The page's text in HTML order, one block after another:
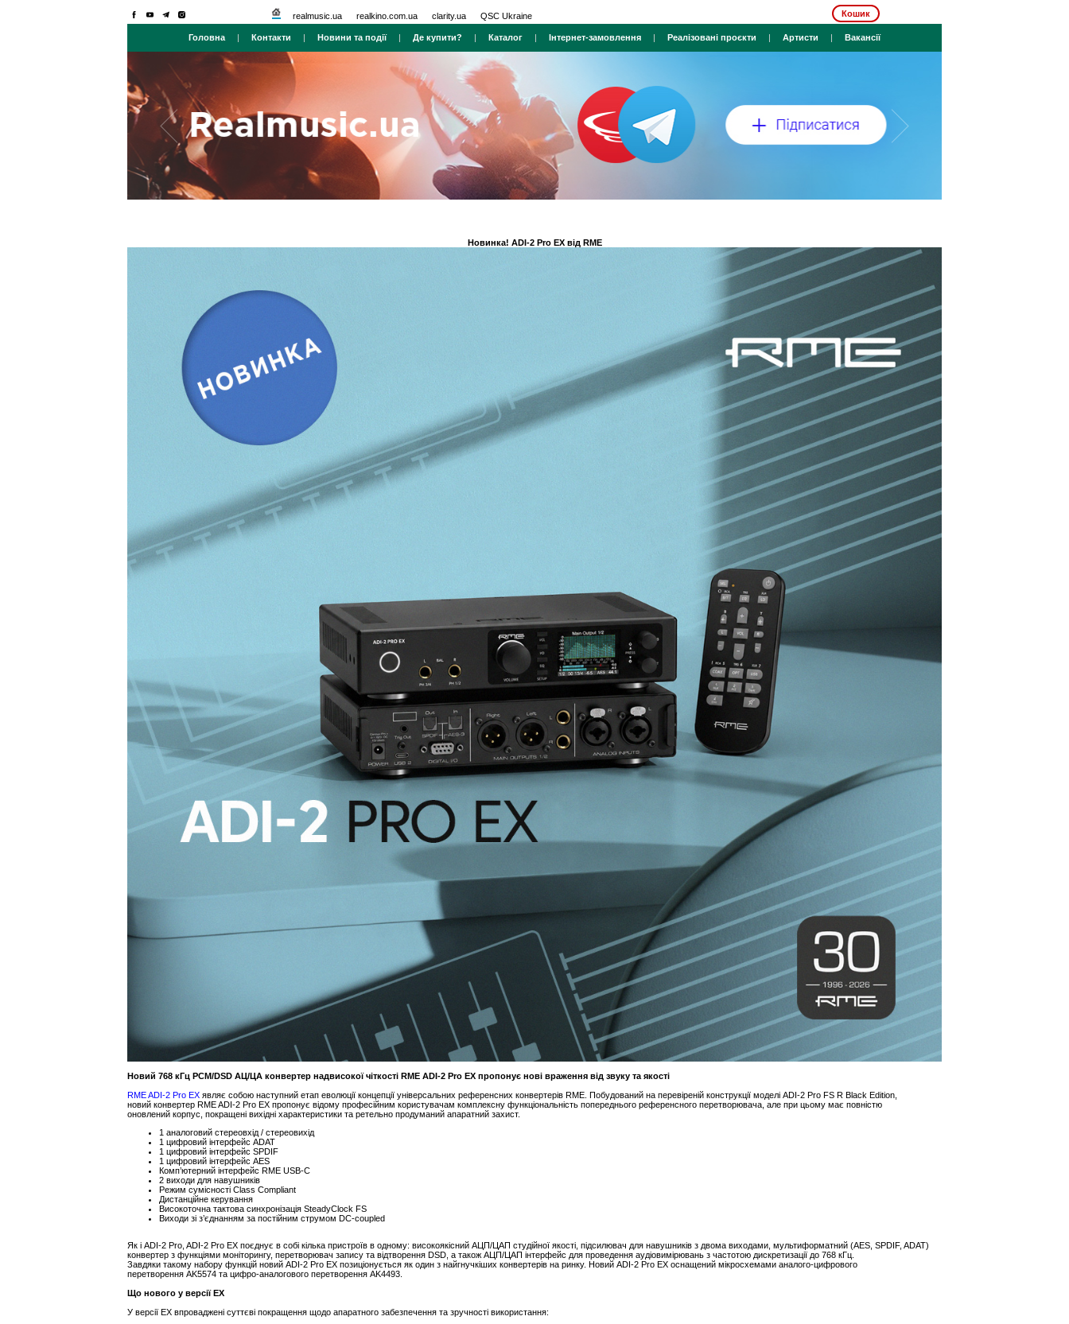
realmusic.ua realkino.com.ua clarity.ua QSC Ukraine Кошик
Головна | Контакти | Новини та події| Де купити? | Каталог | Інтернет-замовлення | Реалізовані проєкти | Артисти | Вакансії
Новинка! ADI-2 Pro EX від RME
Новий 768 кГц PCM/DSD АЦ/ЦА конвертер надвисокої чіткості RME ADI-2 Pro EX пропонує нові враження від звуку та якості
RME ADI-2 Pro EX являє собою наступний етап еволюції концепції універсальних референсних конвертерів RME. Побудований на перевіреній конструкції моделі ADI-2 Pro FS R Black Edition,
новий конвертер RME ADI-2 Pro EX пропонує відому професійним користувачам комплексну функціональність попереднього референсного перетворювача, але при цьому має повністю
оновлений корпус, покращені вихідні характеристики та ретельно продуманий апаратний захист.
1 аналоговий стереовхід / стереовихід
1 цифровий інтерфейс ADAT
1 цифровий інтерфейс SPDIF
1 цифровий інтерфейс AES
Комп’ютерний інтерфейс RME USB-C
2 виходи для навушників
Режим сумісності Class Compliant
Дистанційне керування
Високоточна тактова синхронізація SteadyClock FS
Виходи зі з’єднанням за постійним струмом DC-coupled
Як і ADI-2 Pro, ADI-2 Pro EX поєднує в собі кілька пристроїв в одному: високоякісний АЦП/ЦАП студійної якості, підсилювач для навушників з двома виходами, мультиформатний (AES, SPDIF, ADAT)
конвертер з функціями моніторингу, перетворювач запису та відтворення DSD, а також АЦП/ЦАП інтерфейс для проведення аудіовимірювань з частотою дискретизації до 768 кГц.
Завдяки такому набору функцій новий ADI-2 Pro EX позиціонується як один з найгнучкіших конвертерів на ринку. Новий ADI-2 Pro EX оснащений мікросхемами аналого-цифрового
перетворення AK5574 та цифро-аналогового перетворення AK4493.
Що нового у версії EX
У версії EX впроваджені суттєві покращення щодо апаратного забезпечення та зручності використання: